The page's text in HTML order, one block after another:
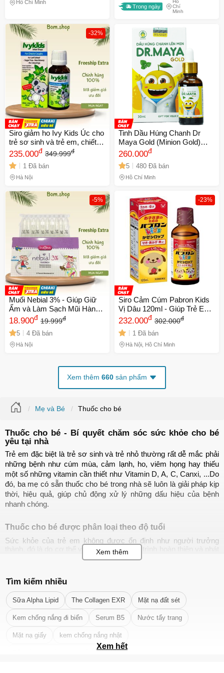
Hồ Chí Minh
Trong ngày
Hồ
Chí
Minh
-32%
Siro giảm ho Ivy Kids Úc cho
trẻ sơ sinh và trẻ em, chiết
xuất lá thường xuân, an toàn,
dễ uống, sản phẩm dinh
dưỡng mùa lạnh
235.000đ 349.999đ
1 Đã bán
Hà Nội
Tinh Dầu Húng Chanh Dr
Maya Gold (Minion Gold)
30ml - Hỗ Trợ Tăng Cường
Sức Đề Kháng, Giảm Ho Tự
Nhiên Cho Trẻ Em
260.000đ
5 480 Đã bán
Hồ Chí Minh
-5%
Muối Nebial 3% - Giúp Giữ
Ẩm và Làm Sạch Mũi Hàng
Ngày Cho Trẻ Sơ Sinh và
Chính Hãng
18.900đ 19.999đ
5 4 Đã bán
Hà Nội
-23%
Siro Cảm Cúm Pabron Kids
Vị Dâu 120ml - Giúp Trẻ Em
Giảm Ho, Sổ Mũi, Sốt, Dễ
Bản
232.000đ 302.000đ
1 Đã bán
Hà Nội, Hồ Chí Minh
Xem thêm 660 sản phẩm
Mẹ và Bé Thuốc cho bé
Thuốc cho bé - Bí quyết chăm sóc sức khỏe cho bé
yêu tại nhà
Trẻ em đặc biệt là trẻ sơ sinh và trẻ nhỏ thường rất dễ mắc phải
những bệnh như cúm mùa, cảm lạnh, ho, viêm họng hay thiếu
một số những vitamin cần thiết như Vitamin D, A, C, Canxi, ...Do
đó, ba mẹ có sẵn thuốc cho bé trong nhà sẽ luôn là giải pháp kịp
thời, hiệu quả, giúp chủ động xử lý những dấu hiệu của bệnh
nhanh chóng.
Thuốc cho bé được phân loại theo độ tuổi
Sức khỏe của trẻ em không được ổn định như người trưởng
thành, đó là do cơ thể vẫn đang trong quá trình hoàn thiện và phát
triển. Chính vì vậy mà trẻ em thường rất nhạy cảm với môi
gia và bác sĩ luôn quan tâm tới vấn đề lành tính, liều lượng và tính
toán sao cho sản phẩm phù hợp với cơ thể của trẻ hiệu quả. Do
đó,
thuốc cho bé
được phân loại theo độ tuổi như sau:
sinh
Trẻ từ 2 - 15 tuổi : Dùng thuốc dành cho trẻ em
Tìm kiếm nhiều
Sữa Alpha Lipid The Collagen EXR Mặt nạ đất sét
Kem chống nắng đi biển Serum B5 Nước tẩy trang
Mặt nạ giấy kem chống nắng nhật
Xem hết